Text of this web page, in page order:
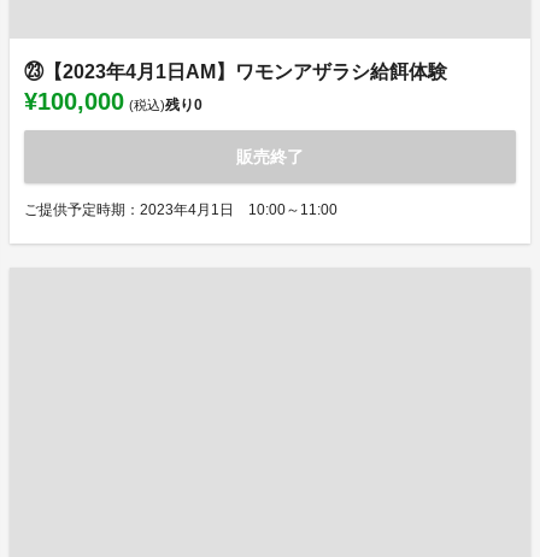
㉓【2023年4月1日AM】ワモンアザラシ給餌体験
¥100,000 (税込)残り0
販売終了
ご提供予定時期：2023年4月1日 10:00～11:00